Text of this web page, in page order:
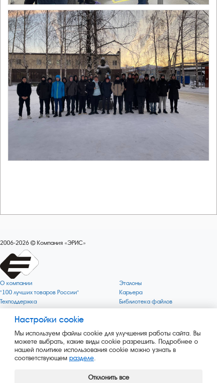
2006-2026 Компания «ЭРИС»
О компании
"100 лучших товаров России"
Техподдержка
Качество
Поверка по редким газам
Пресс-релизы
Каталог сервисных услуг
Эталоны
Карьера
Библиотека файлов
Политика обработки персональных
Цели компании
Зелёная 1000
Key BLE Generator
Настройки cookie
Мы используем файлы cookie для улучшения работы сайта. Вы
можете выбрать, какие виды cookie разрешить. Подробнее о
нашей политике использования cookie можно узнать в
соответствующем разделе.
Отклонить все